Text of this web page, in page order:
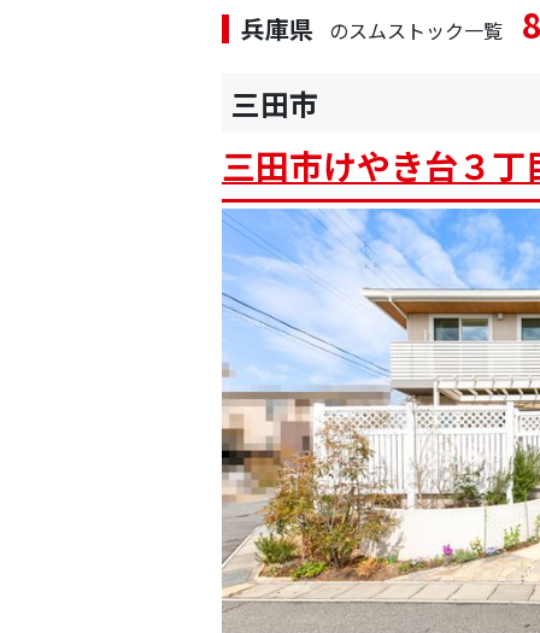
兵庫県 のスムストック一覧
三田市
三田市けやき台３丁